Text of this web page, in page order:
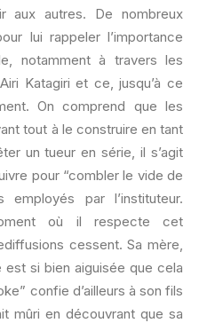
aux autres. De nombreux
lui rappeler l’importance
notamment à travers les
Katagiri et ce, jusqu’à ce
On comprend que les
tout à le construire en tant
un tueur en série, il s’agit
pour “combler le vide de
employés par l’instituteur.
où il respecte cet
cessent. Sa mère,
est si bien aiguisée que cela
confie d’ailleurs à son fils
mûri en découvrant que sa